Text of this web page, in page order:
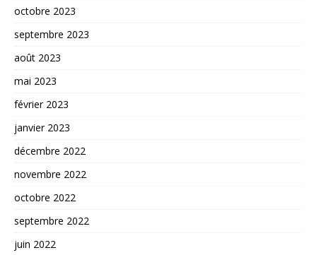
octobre 2023
septembre 2023
août 2023
mai 2023
février 2023
janvier 2023
décembre 2022
novembre 2022
octobre 2022
septembre 2022
juin 2022